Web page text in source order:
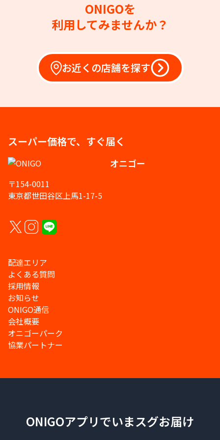
ONIGOを
利用してみませんか？
お近くの店舗を探す
スーパー価格で、すぐ届く
オニゴー
〒154-0011
東京都世田谷区上馬1-17-5
配達エリア
よくある質問
採用情報
お知らせ
ONIGO通信
会社概要
オニゴーパーク
協業パートナー
ONIGOアプリでいまスグお届け